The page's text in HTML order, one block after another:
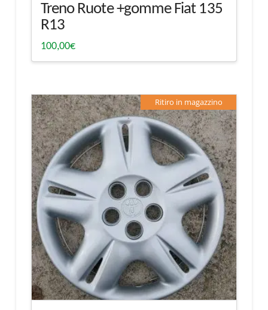
Treno Ruote +gomme Fiat 135
R13
100,00€
Ritiro in magazzino